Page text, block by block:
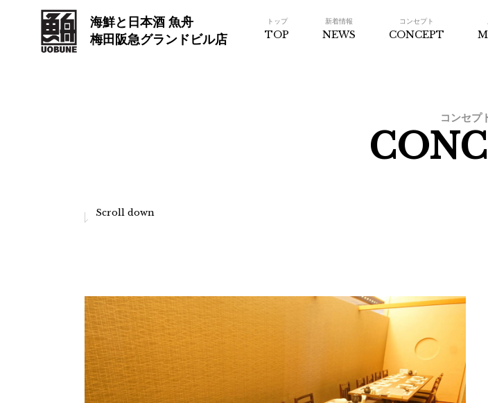
海鮮と日本酒 魚舟
梅田阪急グランドビル店
トップ
TOP
新着情報
NEWS
コンセプト
CONCEPT
コンセプ
Scroll down